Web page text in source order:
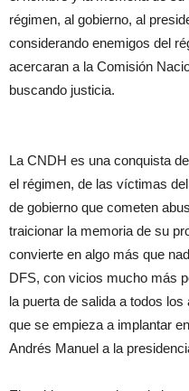
régimen, al gobierno, al
considerando enemigos del
acercaran a la Comisión
buscando justicia.
La CNDH es una conquista
el régimen, de las víctimas
de gobierno que cometen
traicionar la memoria de su
convierte en algo más que
DFS, con vicios mucho más
la puerta de salida a todos
que se empieza a implantar
Andrés Manuel a la